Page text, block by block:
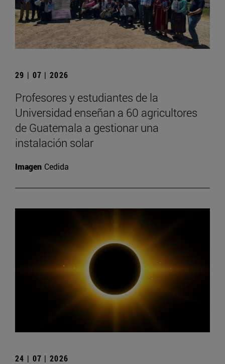
29 | 07 | 2026
Profesores y estudiantes de la
Universidad enseñan a 60 agricultores
de Guatemala a gestionar una
instalación solar
Imagen Cedida
24 | 07 | 2026